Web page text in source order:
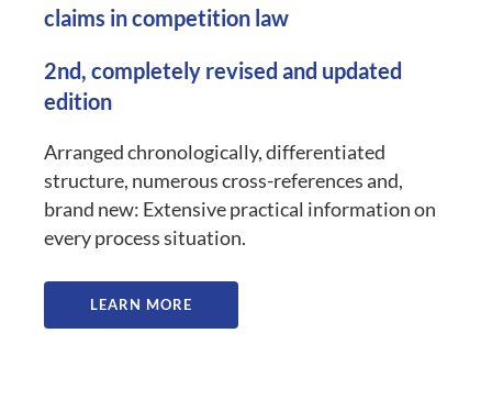
claims in competition law
2nd, completely revised and updated
edition
Arranged chronologically, differentiated
structure, numerous cross-references and,
brand new: Extensive practical information on
every process situation.
LEARN MORE